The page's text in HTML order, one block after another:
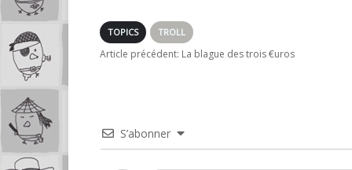
TOPICS TROLL
Article précédent: La blague des trois €uros
S’abonner